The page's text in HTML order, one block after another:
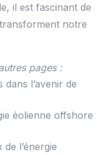
il est fascinant de
transforment notre
pages :
l’avenir de
éolienne offshore
l’énergie